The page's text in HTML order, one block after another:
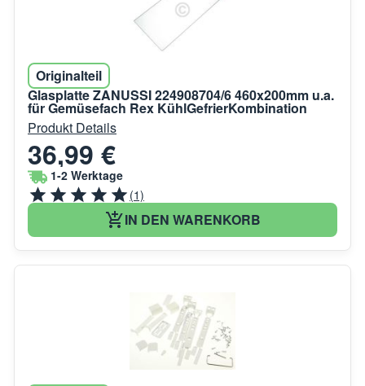
Originalteil
Glasplatte ZANUSSI 224908704/6 460x200mm u.a.
für Gemüsefach Rex KühlGefrierKombination
Produkt Details
36,99 €
1-2 Werktage
(1)
IN DEN WARENKORB